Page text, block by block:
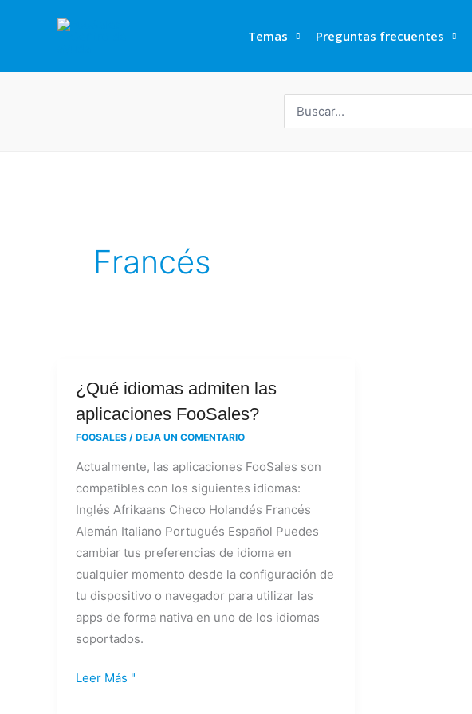
Temas Preguntas frecuentes
por:
Francés
¿Qué idiomas admiten las
aplicaciones FooSales?
FOOSALES / DEJA UN COMENTARIO
Actualmente, las aplicaciones FooSales son
compatibles con los siguientes idiomas:
Inglés Afrikaans Checo Holandés Francés
Alemán Italiano Portugués Español Puedes
cambiar tus preferencias de idioma en
cualquier momento desde la configuración de
tu dispositivo o navegador para utilizar las
apps de forma nativa en uno de los idiomas
soportados.
¿Qué
idiomas
admiten
aplicaciones
FooSales?
Leer Más "